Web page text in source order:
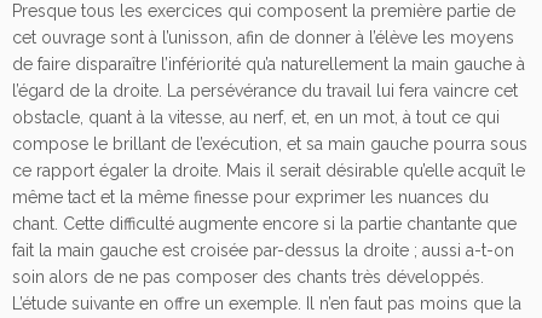
6
2
é
o
Presque tous les exercices qui composent la première partie de
cet ouvrage sont à l’unisson, afin de donner à l’élève les moyens
de faire disparaître l’infériorité qu’a naturellement la main gauche à
l’égard de la droite. La persévérance du travail lui fera vaincre cet
obstacle, quant à la vitesse, au nerf, et, en un mot, à tout ce qui
compose le brillant de l’exécution, et sa main gauche pourra sous
ce rapport égaler la droite. Mais il serait désirable qu’elle acquît le
même tact et la même finesse pour exprimer les nuances du
chant. Cette difficulté augmente encore si la partie chantante que
fait la main gauche est croisée par-dessus la droite ; aussi a-t-on
soin alors de ne pas composer des chants très développés.
L’étude suivante en offre un exemple. Il n’en faut pas moins que la